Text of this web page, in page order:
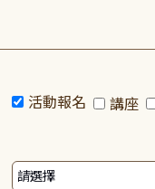
活動報名 講座